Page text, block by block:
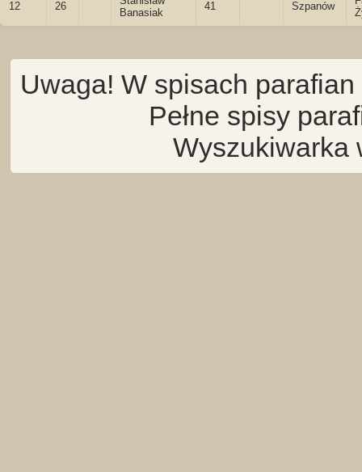
12 26
Banasiak
41 Szpanów
Uwaga! W spisach
Pełne spisy
Wyszukiwarka